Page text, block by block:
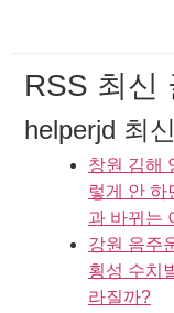
RSS 최신
helperjd 최
창원 김해
렇게 안 하
과 바뀌는
강원 음주
횡성 수치
라질까?